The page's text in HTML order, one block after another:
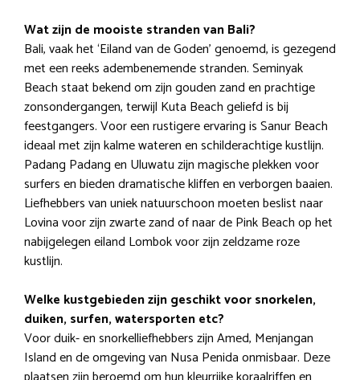
Wat zijn de mooiste stranden van Bali?
Bali, vaak het ‘Eiland van de Goden’ genoemd, is gezegend
met een reeks adembenemende stranden. Seminyak
Beach staat bekend om zijn gouden zand en prachtige
zonsondergangen, terwijl Kuta Beach geliefd is bij
feestgangers. Voor een rustigere ervaring is Sanur Beach
ideaal met zijn kalme wateren en schilderachtige kustlijn.
Padang Padang en Uluwatu zijn magische plekken voor
surfers en bieden dramatische kliffen en verborgen baaien.
Liefhebbers van uniek natuurschoon moeten beslist naar
Lovina voor zijn zwarte zand of naar de Pink Beach op het
nabijgelegen eiland Lombok voor zijn zeldzame roze
kustlijn.
Welke kustgebieden zijn geschikt voor snorkelen,
duiken, surfen, watersporten etc?
Voor duik- en snorkelliefhebbers zijn Amed, Menjangan
Island en de omgeving van Nusa Penida onmisbaar. Deze